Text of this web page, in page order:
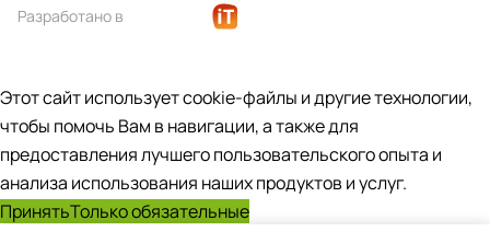
Разработано в
Этот сайт использует cookie-файлы и другие технологии,
чтобы помочь Вам в навигации, а также для
предоставления лучшего пользовательского опыта и
анализа использования наших продуктов и услуг.
ПринятьТолько обязательные